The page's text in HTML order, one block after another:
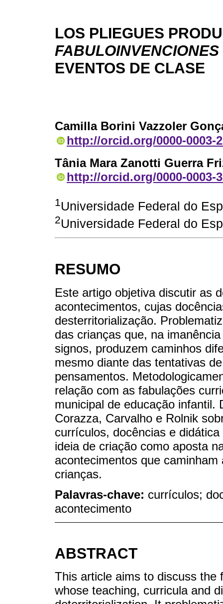
LOS PLIEGUES
FABULOINVENCIONES
EVENTOS DE CLASE
Camilla Borini Vazzoler
http://orcid.org/0000-0003-
Tânia Mara Zanotti Guerra
http://orcid.org/0000-0003-
1Universidade Federal do
2Universidade Federal do
RESUMO
Este artigo objetiva discutir as
acontecimentos, cujas
desterritorialização.
das crianças que, na
signos, produzem caminhos
mesmo diante das tentativas
pensamentos.
relação com as fabulações
municipal de educação infantil.
Corazza, Carvalho e Rolnik
currículos, docências e
ideia de criação como aposta
acontecimentos que
crianças.
Palavras-chave: currículos;
acontecimento
ABSTRACT
This article aims to discuss the
whose teaching, curricula and